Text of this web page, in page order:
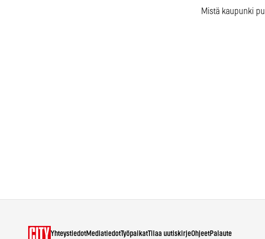
Mistä kaupunki
YhteystiedotMediatiedotTyöpaikatTilaa uutiskirjeOhjeetPalaute